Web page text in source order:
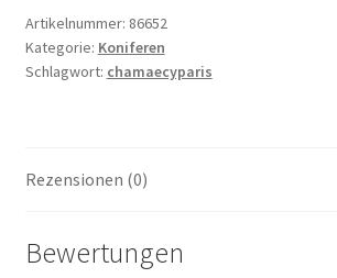
Artikelnummer: 86652
Kategorie: Koniferen
Schlagwort: chamaecyparis
Rezensionen (0)
Bewertungen